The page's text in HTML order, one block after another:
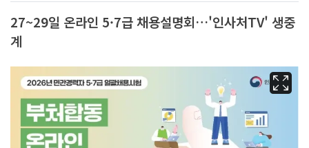
27~29일 온라인 5·7급 채용설명회…'인사처TV' 생중
계